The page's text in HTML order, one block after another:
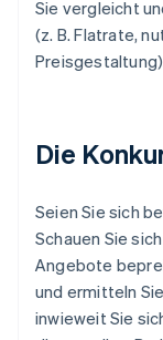
Sie vergleicht
(z. B. Flatrate,
Die
Seien Sie sich
Schauen Sie
Angebote
und ermitteln
inwieweit Sie